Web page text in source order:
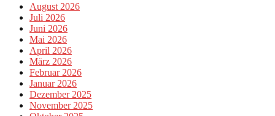
August 2026
Juli 2026
Juni 2026
Mai 2026
April 2026
März 2026
Februar 2026
Januar 2026
Dezember 2025
November 2025